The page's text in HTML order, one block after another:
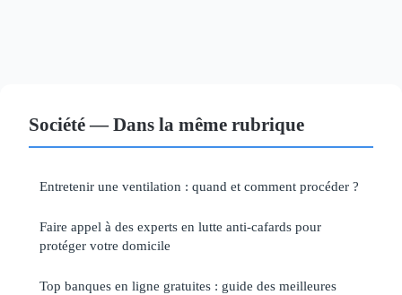
Société — Dans la même rubrique
Entretenir une ventilation : quand et comment procéder ?
Faire appel à des experts en lutte anti-cafards pour
protéger votre domicile
Top banques en ligne gratuites : guide des meilleures